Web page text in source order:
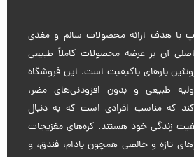
با هدف ارائه محصولات سالم و مغذی
آن بر عرضه محصولات کاملاً طبیعی
بارهای باکیفیت است. این فروشگاه
طبیعی و بدون افزودنی‌های مضر،
که مناسب افرادی است که به دنبال
زندگی خود هستند. کره‌های مغزیجات
تازه و خالصی همچون بادام، فندق، و